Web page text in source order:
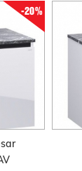
-20%